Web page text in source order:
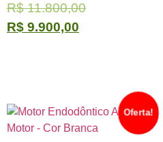
R$11.800,00
R$ 9.900,00
Oferta!